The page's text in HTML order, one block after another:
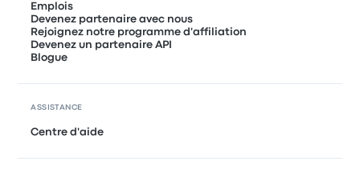
Emplois
Devenez partenaire avec nous
Rejoignez notre programme d'affiliation
Devenez un partenaire API
Blogue
ASSISTANCE
Centre d'aide